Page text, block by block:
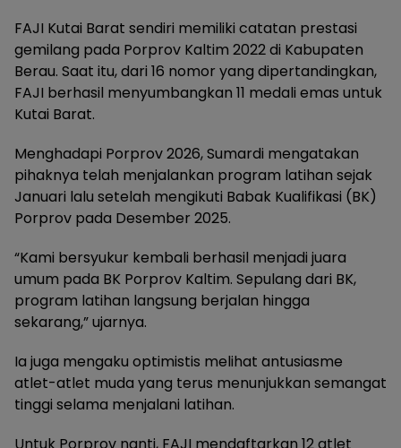
FAJI Kutai Barat sendiri memiliki catatan prestasi
gemilang pada Porprov Kaltim 2022 di Kabupaten
Berau. Saat itu, dari 16 nomor yang dipertandingkan,
FAJI berhasil menyumbangkan 11 medali emas untuk
Kutai Barat.
Menghadapi Porprov 2026, Sumardi mengatakan
pihaknya telah menjalankan program latihan sejak
Januari lalu setelah mengikuti Babak Kualifikasi (BK)
Porprov pada Desember 2025.
“Kami bersyukur kembali berhasil menjadi juara
umum pada BK Porprov Kaltim. Sepulang dari BK,
program latihan langsung berjalan hingga
sekarang,” ujarnya.
Ia juga mengaku optimistis melihat antusiasme
atlet-atlet muda yang terus menunjukkan semangat
tinggi selama menjalani latihan.